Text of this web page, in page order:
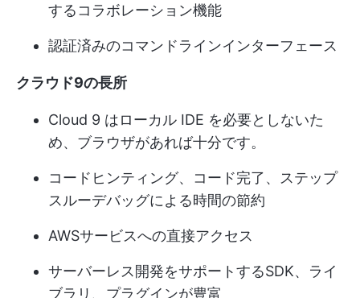
するコラボレーション機能
認証済みのコマンドラインインターフェース
クラウド9の長所
Cloud 9 はローカル IDE を必要としないた
め、ブラウザがあれば十分です。
コードヒンティング、コード完了、ステップ
スルーデバッグによる時間の節約
AWSサービスへの直接アクセス
サーバーレス開発をサポートするSDK、ライ
ブラリ、プラグインが豊富